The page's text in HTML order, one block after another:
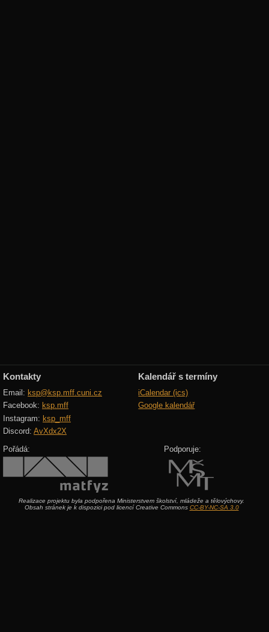
Kontakty
Email: ksp@ksp.mff.cuni.cz
Facebook: ksp.mff
Instagram: ksp_mff
Discord: AvXdx2X
Kalendář s termíny
iCalendar (ics)
Google kalendář
Pořádá: Podporuje:
Realizace projektu byla podpořena Ministerstvem školství, mládeže a tělovýchovy.
Obsah stránek je k dispozici pod licencí Creative Commons CC-BY-NC-SA 3.0